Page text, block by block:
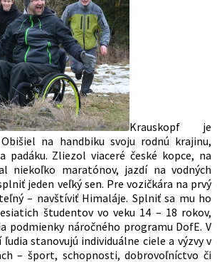
Krauskopf je
na handbiku svoju rodnú krajinu,
padáku. Zliezol viaceré české kopce, na
niekoľko maratónov, jazdí na vodných
jeden veľký sen. Pre vozičkára na prvý
– navštíviť Himaláje. Splniť sa mu ho
študentov vo veku 14 – 18 rokov,
podmienky náročného programu DofE. V
stanovujú individuálne ciele a výzvy v
– šport, schopnosti, dobrovoľníctvo či